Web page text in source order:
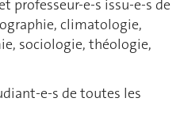
professeur-e-s issu-e-s de
climatologie,
sociologie, théologie,
e-s de toutes les